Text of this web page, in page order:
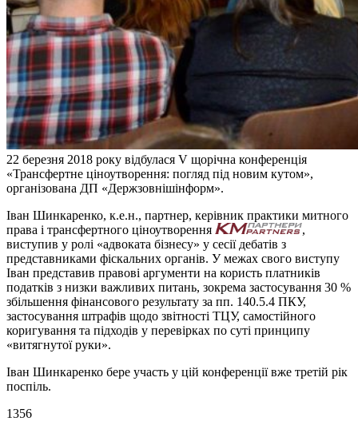
22 березня 2018 року відбулася V щорічна конференція
«Трансфертне ціноутворення: погляд під новим кутом»,
організована ДП «Держзовнішінформ».
Іван Шинкаренко, к.е.н., партнер, керівник практики митного
права і трансфертного ціноутворення
,
виступив у ролі «адвоката бізнесу» у сесії дебатів з
представниками фіскальних органів. У межах свого виступу
Іван представив правові аргументи на користь платників
податків з низки важливих питань, зокрема застосування 30 %
збільшення фінансового результату за пп. 140.5.4 ПКУ,
застосування штрафів щодо звітності ТЦУ, самостійного
коригування та підходів у перевірках по суті принципу
«витягнутої руки».
Іван Шинкаренко бере участь у цій конференції вже третій рік
поспіль.
1356